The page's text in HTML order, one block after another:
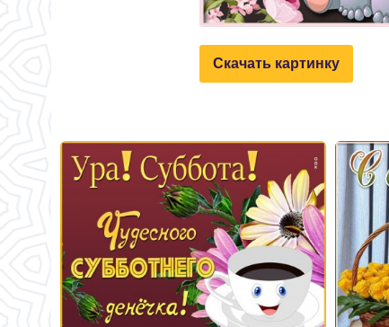
Скачать картинку